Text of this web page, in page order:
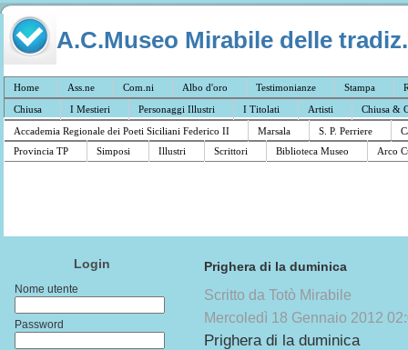
A.C.Museo Mirabile delle
Home Ass.ne Com.ni Albo d'oro Testimonianze Stampa
Chiusa
I Mestieri Personaggi Illustri I Titolati Artisti
Chiusa &
Accademia Regionale dei Poeti Siciliani Federico II
Marsala S. P. Perriere
Provincia TP
Simposi Illustri Scrittori Biblioteca Museo Arco
Login
Nome utente
Password
Prighera di la duminica
Scritto da Totò Mirabile
Mercoledì 18 Gennaio 2012
Prighera di la duminica